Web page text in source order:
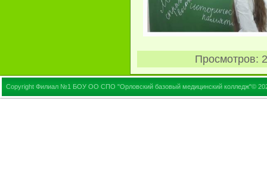
Просмотров:
Copyright Филиал №1 БОУ ОО СПО "Орловский базовый медицинский колледж"©